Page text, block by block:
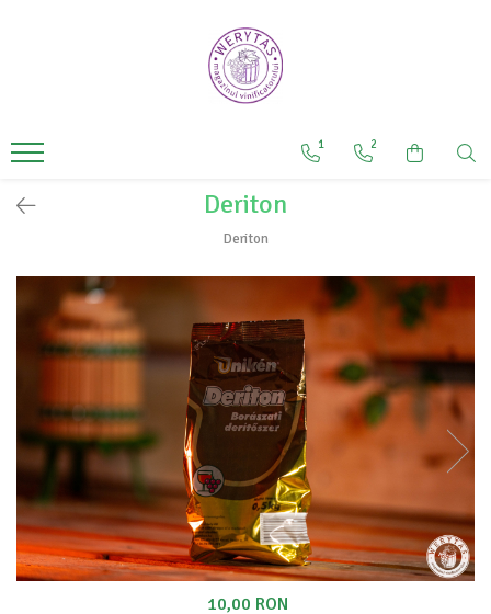
mustului
Instrumente de măsurare
Articole și substanțe vinificare
Recipient inox
Tratamente vin
Altoire
Articole pentru legat plante
Foarfeci de grădină
Grădină
Raticide
Limpezire și îmbuteliere
1 2
Deriton
Deriton
10,00 RON